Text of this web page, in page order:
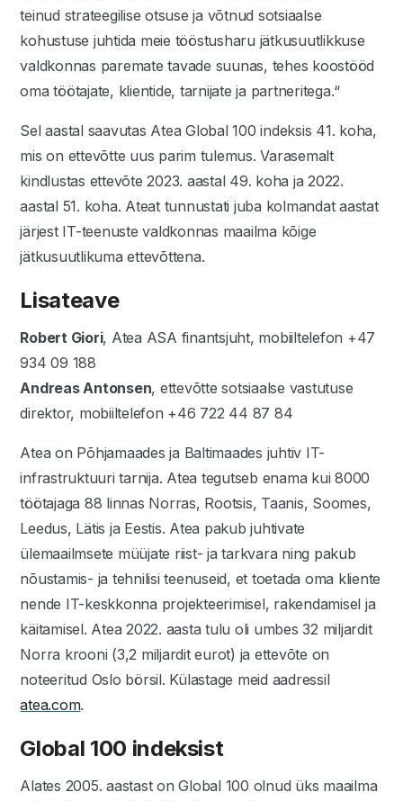
teinud strateegilise otsuse ja võtnud sotsiaalse
kohustuse juhtida meie tööstusharu jätkusuutlikkuse
valdkonnas paremate tavade suunas, tehes koostööd
oma töötajate, klientide, tarnijate ja partneritega.“
Sel aastal saavutas Atea Global 100 indeksis 41. koha,
mis on ettevõtte uus parim tulemus. Varasemalt
kindlustas ettevõte 2023. aastal 49. koha ja 2022.
aastal 51. koha. Ateat tunnustati juba kolmandat aastat
järjest IT-teenuste valdkonnas maailma kõige
jätkusuutlikuma ettevõttena.
Lisateave
Robert Giori, Atea ASA finantsjuht, mobiiltelefon +47
934 09 188
Andreas Antonsen, ettevõtte sotsiaalse vastutuse
direktor, mobiiltelefon +46 722 44 87 84
Atea on Põhjamaades ja Baltimaades juhtiv IT-
infrastruktuuri tarnija. Atea tegutseb enama kui 8000
töötajaga 88 linnas Norras, Rootsis, Taanis, Soomes,
Leedus, Lätis ja Eestis. Atea pakub juhtivate
ülemaailmsete müüjate riist- ja tarkvara ning pakub
nõustamis- ja tehnilisi teenuseid, et toetada oma kliente
nende IT-keskkonna projekteerimisel, rakendamisel ja
käitamisel. Atea 2022. aasta tulu oli umbes 32 miljardit
Norra krooni (3,2 miljardit eurot) ja ettevõte on
noteeritud Oslo börsil. Külastage meid aadressil
atea.com.
Global 100 indeksist
Alates 2005. aastast on Global 100 olnud üks maailma